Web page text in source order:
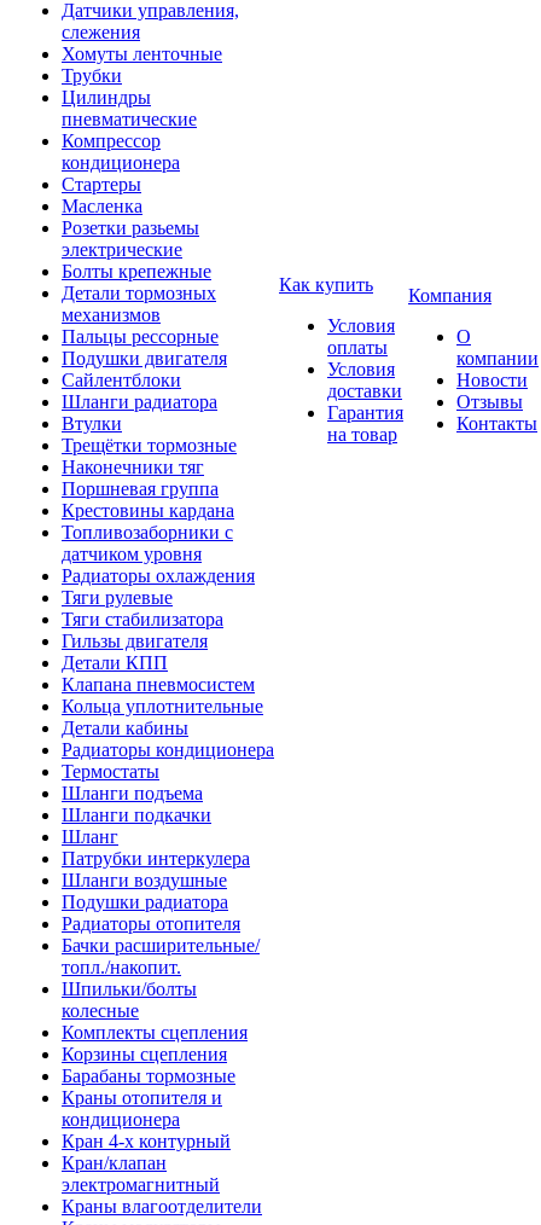
Датчики управления,
слежения
Хомуты ленточные
Трубки
Цилиндры
пневматические
Компрессор
кондиционера
Стартеры
Масленка
Розетки разьемы
электрические
Болты крепежные
Детали тормозных
механизмов
Пальцы рессорные
Подушки двигателя
Сайлентблоки
Шланги радиатора
Втулки
Трещётки тормозные
Наконечники тяг
Поршневая группа
Крестовины кардана
Топливозаборники с
датчиком уровня
Радиаторы охлаждения
Тяги рулевые
Тяги стабилизатора
Гильзы двигателя
Детали КПП
Клапана пневмосистем
Кольца уплотнительные
Детали кабины
Радиаторы кондиционера
Термостаты
Шланги подъема
Шланги подкачки
Шланг
Патрубки интеркулера
Шланги воздушные
Подушки радиатора
Радиаторы отопителя
Бачки расширительные/
топл./накопит.
Шпильки/болты
колесные
Комплекты сцепления
Корзины сцепления
Барабаны тормозные
Краны отопителя и
кондиционера
Кран 4-х контурный
Кран/клапан
электромагнитный
Краны влагоотделители
Как купить
Условия
оплаты
Условия
доставки
Гарантия
на товар
Компания
О
компании
Новости
Отзывы
Контакты